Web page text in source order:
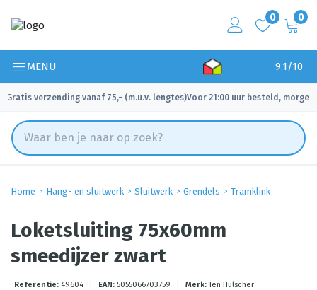
0 0
MENU 9.1/10
Gratis verzending vanaf 75,- (m.u.v. lengtes)
✓ Voor 21:00 uur besteld, morgen
Home Hang- en sluitwerk Sluitwerk Grendels Tramklink
Loketsluiting 75x60mm
smeedijzer zwart
Referentie: 49604 EAN: 5055066703759 Merk:Ten Hulscher